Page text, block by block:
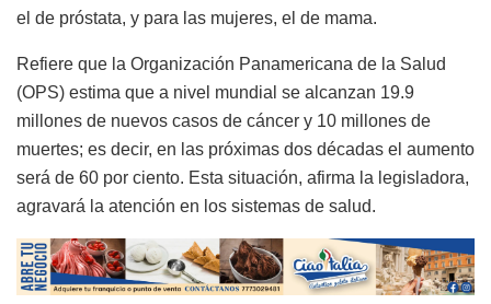
el de próstata, y para las mujeres, el de mama.
Refiere que la Organización Panamericana de la Salud
(OPS) estima que a nivel mundial se alcanzan 19.9
millones de nuevos casos de cáncer y 10 millones de
muertes; es decir, en las próximas dos décadas el aumento
será de 60 por ciento. Esta situación, afirma la legisladora,
agravará la atención en los sistemas de salud.